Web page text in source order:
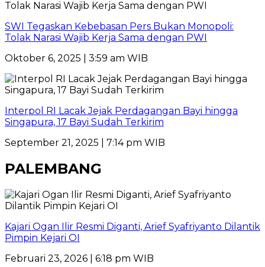
SWI Tegaskan Kebebasan Pers Bukan Monopoli:
Tolak Narasi Wajib Kerja Sama dengan PWI
Oktober 6, 2025 | 3:59 am WIB
Interpol RI Lacak Jejak Perdagangan Bayi hingga
Singapura, 17 Bayi Sudah Terkirim
September 21, 2025 | 7:14 pm WIB
PALEMBANG
Kajari Ogan Ilir Resmi Diganti, Arief Syafriyanto Dilantik
Pimpin Kejari OI
Februari 23, 2026 | 6:18 pm WIB